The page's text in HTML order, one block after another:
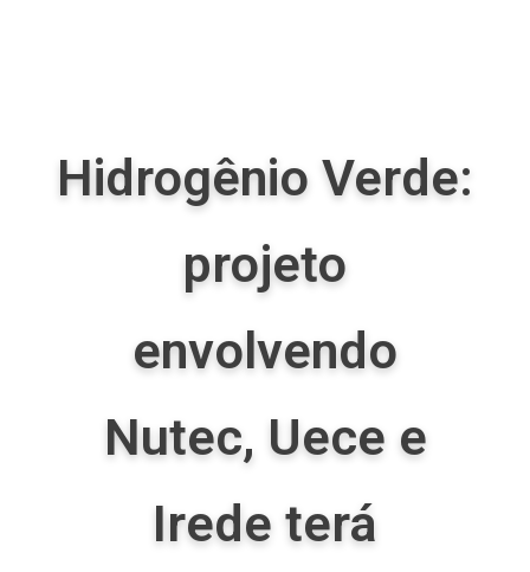
Hidrogênio Verde:
projeto
envolvendo
Nutec, Uece e
Irede terá